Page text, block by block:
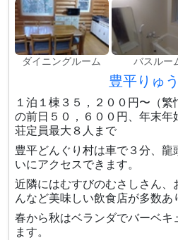
ダイニングルーム バスルー
豊平りゅ
１泊１棟３５，２００円〜（
の前日５０，６００円、年末
荘定員最大８人まで
豊平どんぐり村は車で３分、
いにアクセスできます。
近隣にはむすびのむさしさん、
んなど美味しい飲食店が多数あ
春から秋はベランダでバーベ
ます。